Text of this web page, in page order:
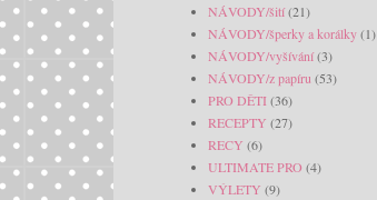
NÁVODY/šití(21)
NÁVODY/šperky a korálky(1)
NÁVODY/vyšívání(3)
NÁVODY/z papíru (53)
PRO DĚTI(36)
RECEPTY (27)
RECY (6)
ULTIMATE PRO (4)
VÝLETY (9)